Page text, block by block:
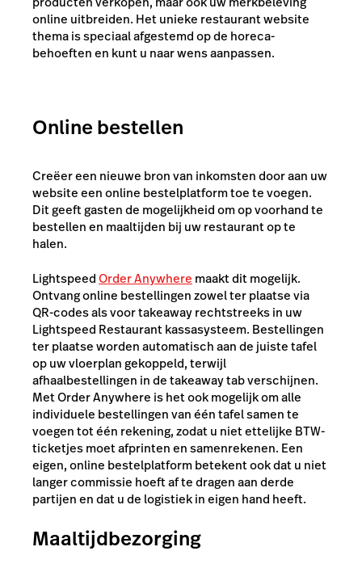
online uitbreiden. Het unieke restaurant website
thema is speciaal afgestemd op de horeca-
behoeften en kunt u naar wens aanpassen.
Online bestellen
Creëer een nieuwe bron van inkomsten door aan uw
website een online bestelplatform toe te voegen.
Dit geeft gasten de mogelijkheid om op voorhand te
bestellen en maaltijden bij uw restaurant op te
halen.
LightspeedOrder Anywhere maakt dit mogelijk.
Ontvang online bestellingen zowel ter plaatse via
QR-codes als voor takeaway rechtstreeks in uw
Lightspeed Restaurant kassasysteem. Bestellingen
ter plaatse worden automatisch aan de juiste tafel
op uw vloerplan gekoppeld, terwijl
afhaalbestellingen in de takeaway tab verschijnen.
Met Order Anywhere is het ook mogelijk om alle
individuele bestellingen van één tafel samen te
voegen tot één rekening, zodat u niet ettelijke BTW-
ticketjes moet afprinten en samenrekenen. Een
eigen, online bestelplatform betekent ook dat u niet
langer commissie hoeft af te dragen aan derde
partijen en dat u de logistiek in eigen hand heeft.
Maaltijdbezorging